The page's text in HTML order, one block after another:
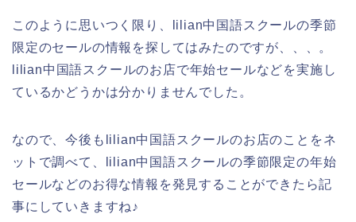
このように思いつく限り、lilian中国語スクールの季節
限定のセールの情報を探してはみたのですが、、、。
lilian中国語スクールのお店で年始セールなどを実施し
ているかどうかは分かりませんでした。
なので、今後もlilian中国語スクールのお店のことをネ
ットで調べて、lilian中国語スクールの季節限定の年始
セールなどのお得な情報を発見することができたら記
事にしていきますね♪